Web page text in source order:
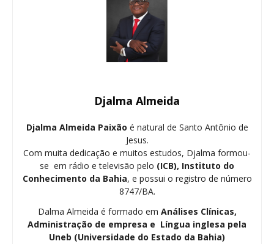
Djalma Almeida
Djalma Almeida Paixão é natural de Santo Antônio de
Jesus.
Com muita dedicação e muitos estudos, Djalma formou-
se em rádio e televisão pelo (ICB), Instituto do
Conhecimento da Bahia, e possui o registro de número
8747/BA.
Dalma Almeida é formado em Análises Clínicas,
Administração de empresa e Língua inglesa pela
Uneb (Universidade do Estado da Bahia)